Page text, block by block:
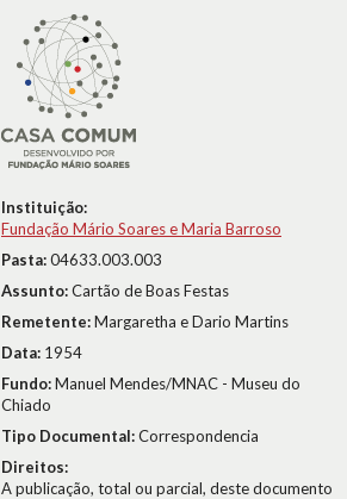
Instituição:
Fundação Mário Soares e Maria Barroso
Pasta:04633.003.003
Assunto:Cartão de Boas Festas
Remetente:Margaretha e Dario Martins
Data: 1954
Fundo:Manuel Mendes/MNAC - Museu do
Chiado
Tipo Documental:Correspondencia
Direitos:
A publicação, total ou parcial, deste documento